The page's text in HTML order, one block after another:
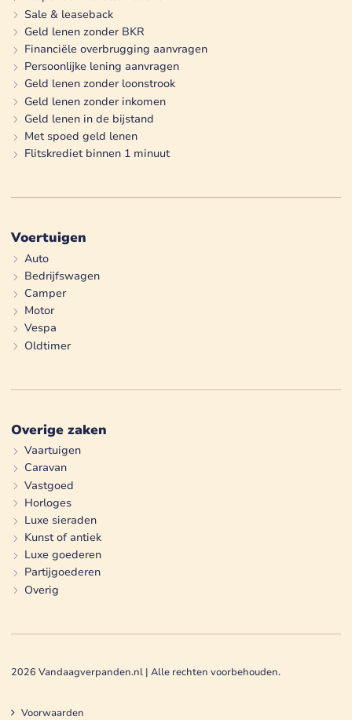
Sale & leaseback
Geld lenen zonder BKR
Financiële overbrugging aanvragen
Persoonlijke lening aanvragen
Geld lenen zonder loonstrook
Geld lenen zonder inkomen
Geld lenen in de bijstand
Met spoed geld lenen
Flitskrediet binnen 1 minuut
Voertuigen
Auto
Bedrijfswagen
Camper
Motor
Vespa
Oldtimer
Overige zaken
Vaartuigen
Caravan
Vastgoed
Horloges
Luxe sieraden
Kunst of antiek
Luxe goederen
Partijgoederen
Overig
2026 Vandaagverpanden.nl | Alle rechten voorbehouden.
Voorwaarden